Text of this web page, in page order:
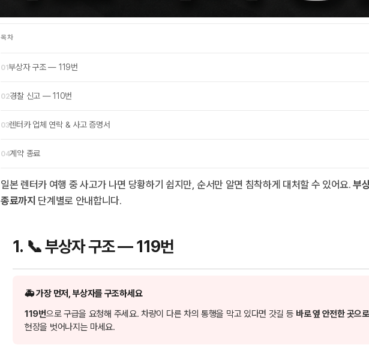
목차
부상자 구조 — 119번
경찰 신고 — 110번
렌터카 업체 연락 & 사고 증명서
계약 종료
일본 렌터카 여행 중 사고가 나면 당황하기 쉽지만, 순서만 알면 침착하게 대처할 수 있어요.부
종료까지 단계별로 안내합니다.
1. 📞 부상자 구조 — 119번
🚑 가장 먼저, 부상자를 구조하세요
119번으로 구급을 요청해 주세요. 차량이 다른 차의 통행을 막고 있다면 갓길 등 바로 옆 안전한 곳으
현장을 벗어나지는 마세요.